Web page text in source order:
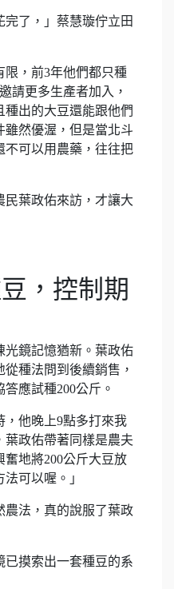
完了，」蔡慧璇佇立田
限，前3年他們都只種
請更多生產者加入，
出的大豆還能跟他們
雖然優渥，但是當北斗
不可以用農藥，往往把
民葉政佑來訪，才讓大
，控制期
光鏡記憶猶新。葉政佑
種法問到後續銷售，
應試種200公斤。
，他晚上9點多打來我
葉政佑帶著同樣是農夫
地將200公斤大豆放
可以喔。」
農法，真的說服了葉政
已摸索出一套種豆的系